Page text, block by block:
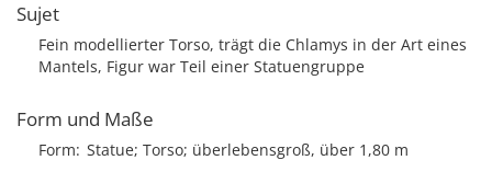
Sujet
Fein modellierter Torso, trägt die Chlamys in der Art eines
Mantels, Figur war Teil einer Statuengruppe
Form und Maße
Form Statue; Torso; überlebensgroß, über 1,80 m